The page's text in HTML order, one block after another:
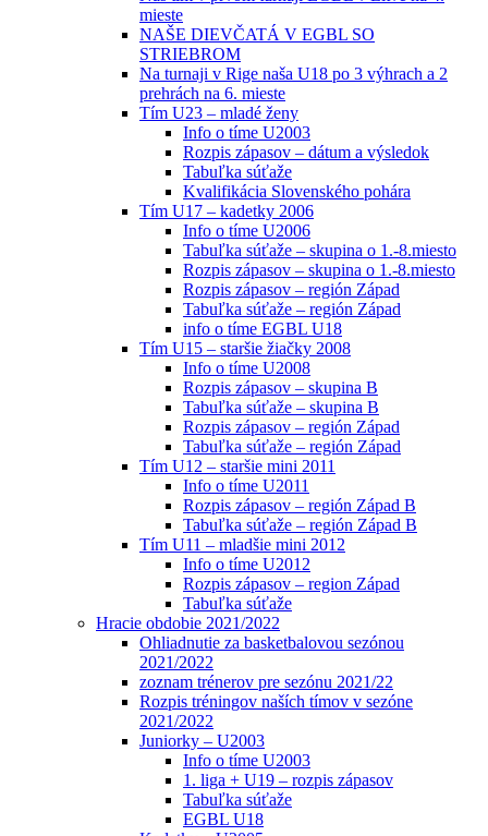
mieste
NAŠE DIEVČATÁ V EGBL SO
STRIEBROM
Na turnaji v Rige naša U18 po 3 výhrach a 2
prehrách na 6. mieste
Tím U23 – mladé ženy
Info o tíme U2003
Rozpis zápasov – dátum a výsledok
Tabuľka súťaže
Kvalifikácia Slovenského pohára
Tím U17 – kadetky 2006
Info o tíme U2006
Tabuľka súťaže – skupina o 1.-8.miesto
Rozpis zápasov – skupina o 1.-8.miesto
Rozpis zápasov – región Západ
Tabuľka súťaže – región Západ
info o tíme EGBL U18
Tím U15 – staršie žiačky 2008
Info o tíme U2008
Rozpis zápasov – skupina B
Tabuľka súťaže – skupina B
Rozpis zápasov – región Západ
Tabuľka súťaže – región Západ
Tím U12 – staršie mini 2011
Info o tíme U2011
Rozpis zápasov – región Západ B
Tabuľka súťaže – región Západ B
Tím U11 – mladšie mini 2012
Info o tíme U2012
Rozpis zápasov – region Západ
Tabuľka súťaže
Hracie obdobie 2021/2022
Ohliadnutie za basketbalovou sezónou
2021/2022
zoznam trénerov pre sezónu 2021/22
Rozpis tréningov naších tímov v sezóne
2021/2022
Juniorky – U2003
Info o tíme U2003
1. liga + U19 – rozpis zápasov
Tabuľka súťaže
EGBL U18